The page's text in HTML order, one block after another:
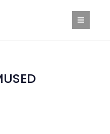
MAIN